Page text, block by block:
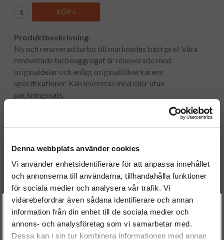
Denna webbplats använder cookies
Vi använder enhetsidentifierare för att anpassa innehållet
och annonserna till användarna, tillhandahålla funktioner
för sociala medier och analysera vår trafik. Vi
vidarebefordrar även sådana identifierare och annan
information från din enhet till de sociala medier och
annons- och analysföretag som vi samarbetar med.
Dessa kan i sin tur kombinera informationen med annan
KÖP »
Produktbeskrivning:
Ny och renoverad turbo till marknades bäst pris! Våra
renoverade turboaggregat är renoverade med
originaldelar och enligt originaltillverkarens
specifikationer. Kan levereras med eller utan
packningssats.
OBS! Vänligen fyll i ett korrekt registrerings- eller
uteblivna uppgifter kan vi inte garantera att rätt
turboaggregat levereras.
Toyota Avensis II 2.0 D-4D
Motorkod: 1C-DFTV
Motorvolym: 1995
Hk: 116
Välkommen till
Dieselspecialisten.se